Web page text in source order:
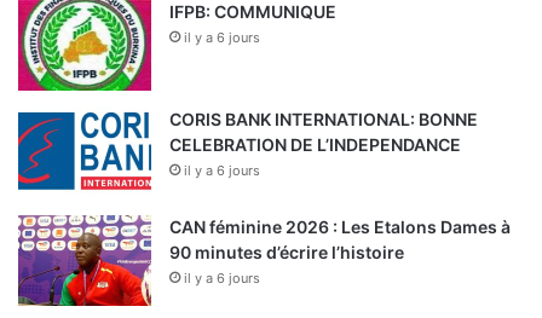
IFPB: COMMUNIQUE
il y a 6 jours
CORIS BANK INTERNATIONAL: BONNE
CELEBRATION DE L’INDEPENDANCE
il y a 6 jours
CAN féminine 2026 : Les Etalons Dames à
90 minutes d’écrire l’histoire
il y a 6 jours